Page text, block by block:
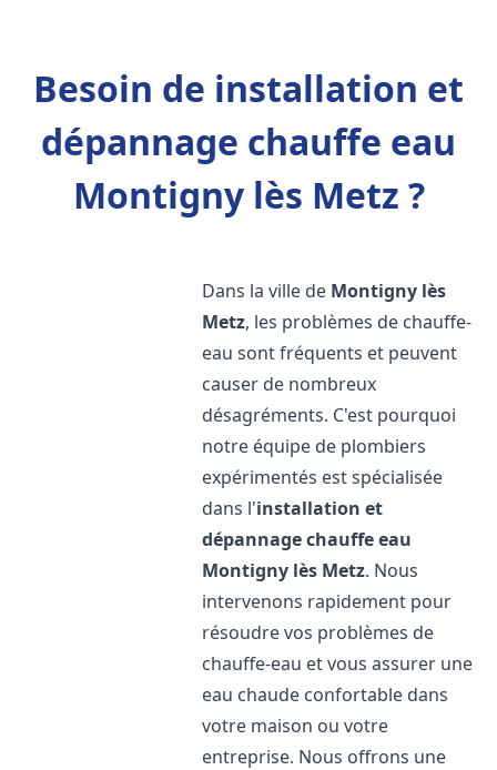
Besoin de installation et
dépannage chauffe eau
Montigny lès Metz ?
Dans la ville de Montigny lès
Metz, les problèmes de chauffe-
eau sont fréquents et peuvent
causer de nombreux
désagréments. C'est pourquoi
notre équipe de plombiers
expérimentés est spécialisée
dans l'installation et
dépannage chauffe eau
Montigny lès Metz. Nous
intervenons rapidement pour
résoudre vos problèmes de
chauffe-eau et vous assurer une
eau chaude confortable dans
votre maison ou votre
entreprise. Nous offrons une